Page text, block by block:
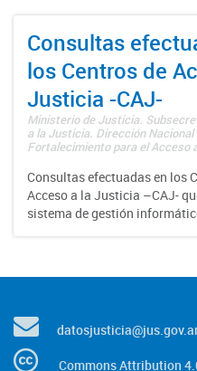
Consultas
los Centros de
Justicia -CAJ-
Ministerio de Justicia.
a la Justicia. Dirección Nacional
Fortalecimiento para el Acceso
Consultas efectuadas en los
Acceso a la Justicia –CAJ-
sistema de gestión
Commons Attribution